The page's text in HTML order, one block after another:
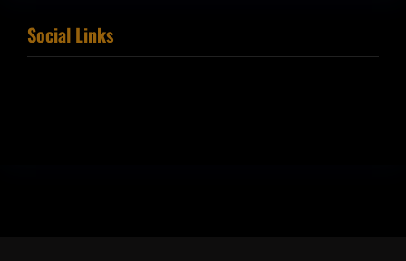
Social Links